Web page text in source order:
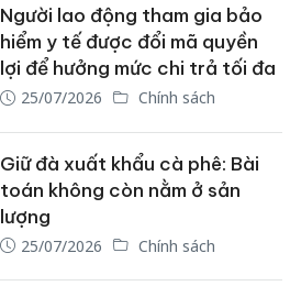
Người lao động tham gia bảo
hiểm y tế được đổi mã quyền
lợi để hưởng mức chi trả tối đa
25/07/2026 Chính sách
Giữ đà xuất khẩu cà phê: Bài
toán không còn nằm ở sản
lượng
25/07/2026 Chính sách